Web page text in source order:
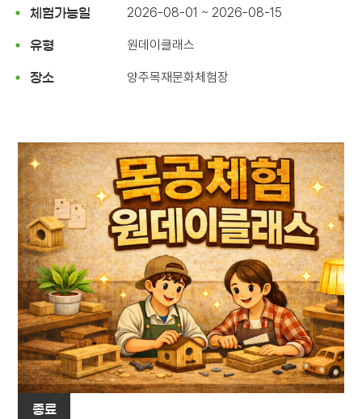
체험가능일 2026-08-01 ~ 2026-08-15
유형 원데이클래스
장소 양주목재문화체험장
종료